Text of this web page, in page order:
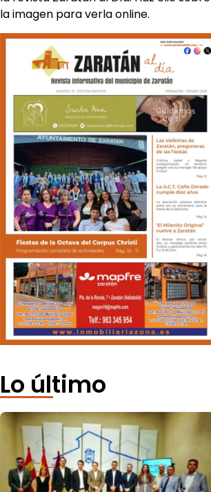
la imagen para verla online.
Lo último